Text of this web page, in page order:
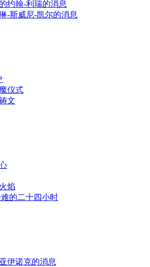
约翰-利瑞的消息
-斯威尼-凯尔的消息
仪式
文
焰
的二十四小时
伊诺克的消息